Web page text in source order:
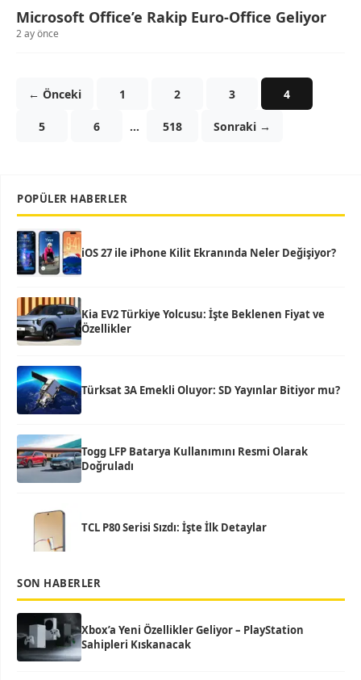
Microsoft Office’e Rakip Euro-Office Geliyor
2 ay önce
← Önceki 1 2 3 4
5 6 … 518 Sonraki →
POPÜLER HABERLER
iOS 27 ile iPhone Kilit Ekranında Neler Değişiyor?
Kia EV2 Türkiye Yolcusu: İşte Beklenen Fiyat ve
Özellikler
Türksat 3A Emekli Oluyor: SD Yayınlar Bitiyor mu?
Togg LFP Batarya Kullanımını Resmi Olarak
Doğruladı
TCL P80 Serisi Sızdı: İşte İlk Detaylar
SON HABERLER
Xbox’a Yeni Özellikler Geliyor – PlayStation
Sahipleri Kıskanacak